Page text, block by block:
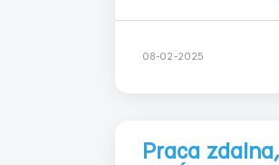
08-02-2025
Praca